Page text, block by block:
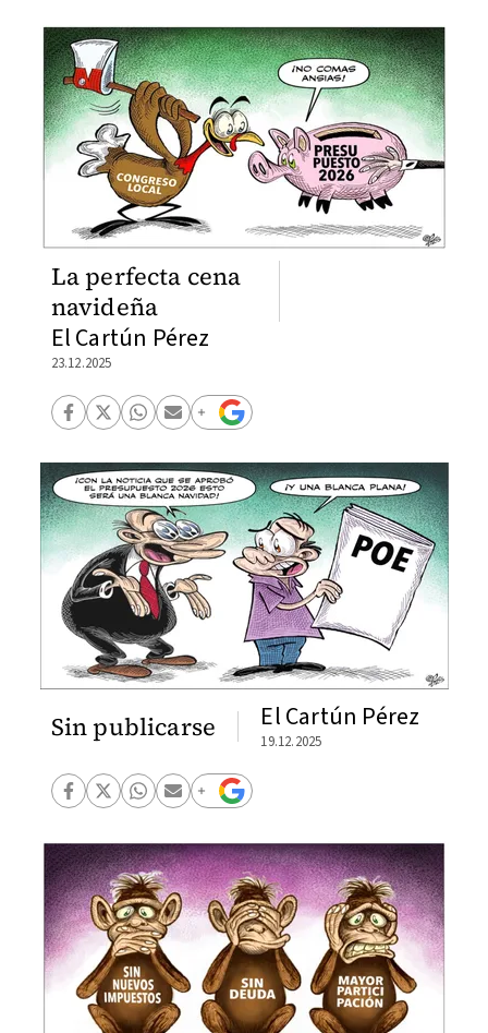
La perfecta cena
navideña
El Cartún Pérez
23.12.2025
Sin publicarse El Cartún Pérez
19.12.2025